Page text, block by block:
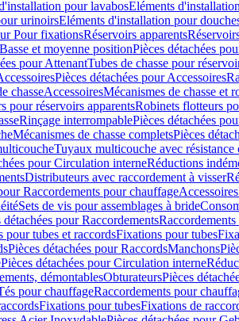
pour lavabosEléments
urinoirsEléments d'installation pour
Pour fixationsRéservoirs apparents
Basse et moyenne positionPièces détachées
pour AttenantTubes de chasse pour
Pièces détachées pour Accessoires
chasseAccessoiresMécanismes de chasse et
pour réservoirs apparentsRobinets flotteurs
Rinçage interrompablePièces détachées
Mécanismes de chasse completsPièces
Tuyaux multicouche avec résistance
pour Circulation interneRéductions
Distributeurs avec raccordement à visser
Raccordements pour chauffageAccessoires
Sets de vis pour assemblages à bride
détachées pour Raccordements
pour tubes et raccordsFixations pour tubes
Pièces détachées pour RaccordsManchons
Pièces détachées pour Circulation interne
démontablesObturateursPièces
pour chauffageRaccordements pour
Fixations pour tubesFixations de